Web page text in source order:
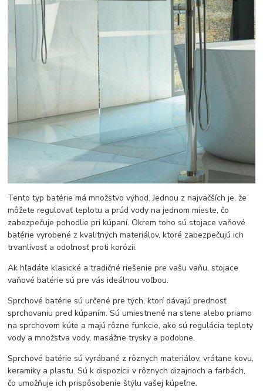
Tento typ batérie má množstvo výhod. Jednou z najväčších je, že
môžete regulovať teplotu a prúd vody na jednom mieste, čo
zabezpečuje pohodlie pri kúpaní. Okrem toho sú stojace vaňové
batérie vyrobené z kvalitných materiálov, ktoré zabezpečujú ich
trvanlivosť a odolnosť proti korózii.
Ak hľadáte klasické a tradičné riešenie pre vašu vaňu, stojace
vaňové batérie sú pre vás ideálnou voľbou.
Sprchové batérie sú určené pre tých, ktorí dávajú prednosť
sprchovaniu pred kúpaním. Sú umiestnené na stene alebo priamo
na sprchovom kúte a majú rôzne funkcie, ako sú regulácia teploty
vody a množstva vody, masážne trysky a podobne.
Sprchové batérie sú vyrábané z rôznych materiálov, vrátane kovu,
keramiky a plastu. Sú k dispozícii v rôznych dizajnoch a farbách,
čo umožňuje ich prispôsobenie štýlu vašej kúpeľne.